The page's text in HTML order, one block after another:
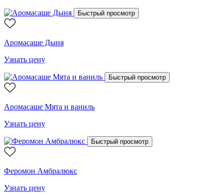
Быстрый просмотр
Аромасаше Дыня
Узнать цену
Быстрый просмотр
Аромасаше Мята и ваниль
Узнать цену
Быстрый просмотр
Феромон Амбралюкс
Узнать цену